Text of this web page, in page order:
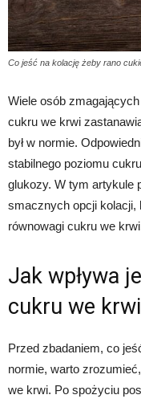
Co jeść na kolację żeby rano
Wiele osób
cukru we krwi
był w normie.
stabilnego poziomu
glukozy. W tym artykule
smacznych opcji kolacji,
równowagi cukru we
Jak wpływa
cukru we
Przed zbadaniem, co
normie, warto
we krwi. Po spożyciu